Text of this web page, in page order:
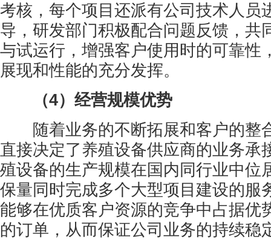
考核，每个项目还派有公司技术人员
导，研发部门积极配合问题反馈，共
与试运行，增强客户使用时的可靠性
展现和性能的充分发挥。
（4）经营规模优势
随着业务的不断拓展和客户的整
直接决定了养殖设备供应商的业务承
殖设备的生产规模在国内同行业中位
保量同时完成多个大型项目建设的服
能够在优质客户资源的竞争中占据优
的订单，从而保证公司业务的持续稳